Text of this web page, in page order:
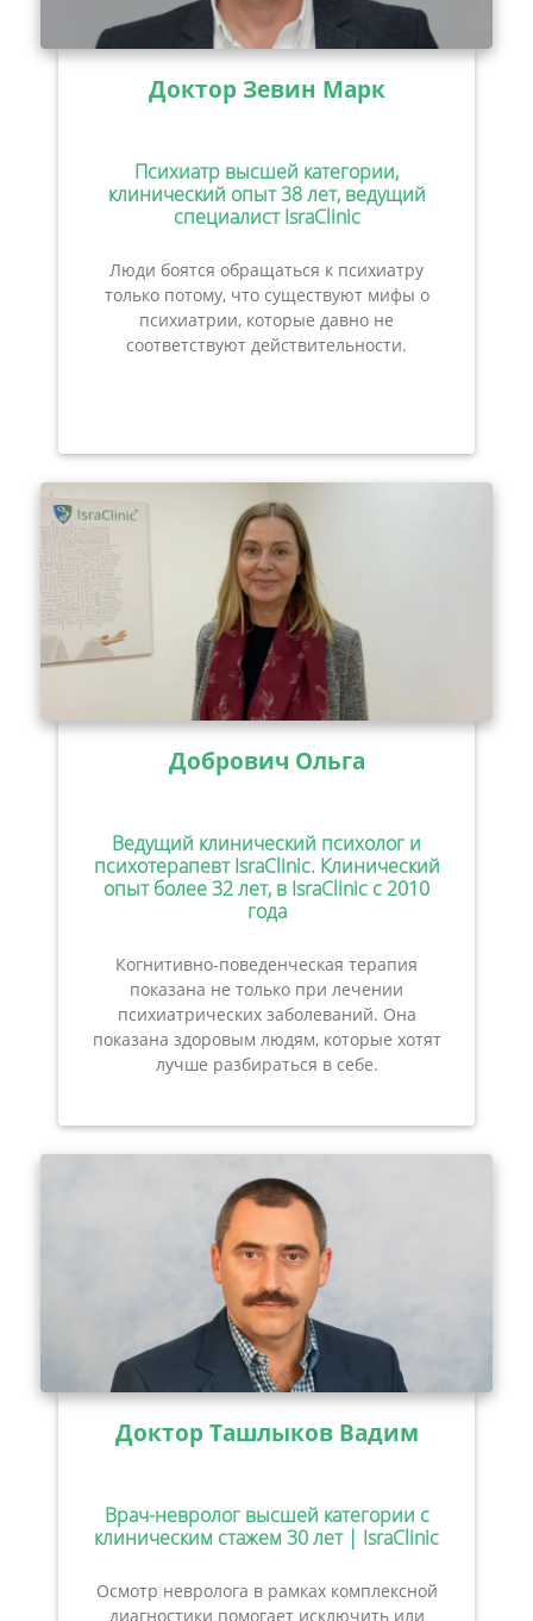
Доктор Зевин Марк
Психиатр высшей категории,
клинический опыт 38 лет, ведущий
специалист IsraClinic
Люди боятся обращаться к психиатру
только потому, что существуют мифы о
психиатрии, которые давно не
соответствуют действительности.
Добрович Ольга
Ведущий клинический психолог и
психотерапевт IsraClinic. Клинический
опыт более 32 лет, в IsraClinic с 2010
года
Когнитивно-поведенческая терапия
показана не только при лечении
психиатрических заболеваний. Она
показана здоровым людям, которые хотят
лучше разбираться в себе.
Доктор Ташлыков Вадим
Врач-невролог высшей категории с
клиническим стажем 30 лет | IsraClinic
Осмотр невролога в рамках комплексной
диагностики помогает исключить или